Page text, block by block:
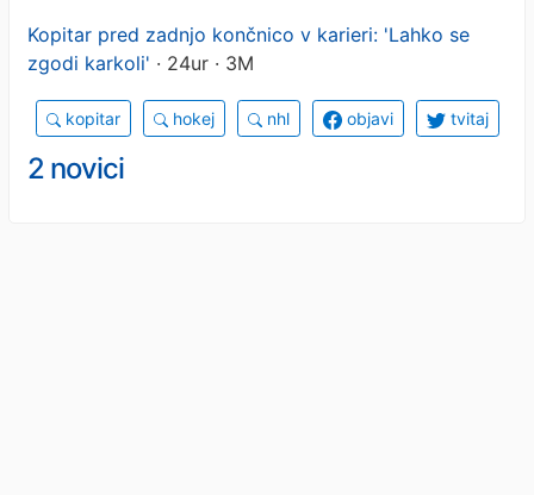
Kopitar pred zadnjo končnico v karieri: 'Lahko se
zgodi karkoli' · 24ur · 3M
kopitar hokej nhl objavi tvitaj
2 novici